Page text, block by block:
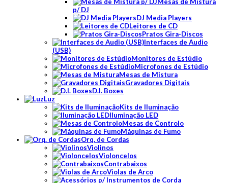
p/ DJ
DJ Media Players
Leitores de CD
Pratos Gira-Discos
Interfaces de Audio
(USB)
Monitores de Estúdio
Microfones de Estúdio
Mesas de Mistura
Gravadores Digitais
D.I. Boxes
Luz
Kits de Iluminação
Iluminação LED
Mesas de Controlo
Máquinas de Fumo
Orq. de Cordas
Violinos
Violoncelos
Contrabaixos
Violas de Arco